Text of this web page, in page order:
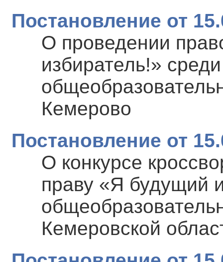
Постановление от
О проведении
избиратель!»
Кемерово
Постановление от
О конкурсе
праву «Я будущий
Кемеровской